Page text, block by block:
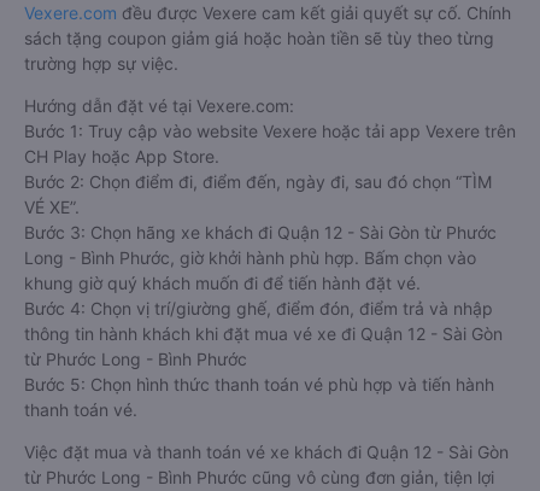
Vexere.com đều được Vexere cam kết giải quyết sự cố. Chính
sách tặng coupon giảm giá hoặc hoàn tiền sẽ tùy theo từng
trường hợp sự việc.
Hướng dẫn đặt vé tại Vexere.com:
Bước 1: Truy cập vào website Vexere hoặc tải app Vexere trên
CH Play hoặc App Store.
Bước 2: Chọn điểm đi, điểm đến, ngày đi, sau đó chọn “TÌM
VÉ XE”.
Bước 3: Chọn hãng xe khách đi Quận 12 - Sài Gòn từ Phước
Long - Bình Phước, giờ khởi hành phù hợp. Bấm chọn vào
khung giờ quý khách muốn đi để tiến hành đặt vé.
Bước 4: Chọn vị trí/giường ghế, điểm đón, điểm trả và nhập
thông tin hành khách khi đặt mua vé xe đi Quận 12 - Sài Gòn
từ Phước Long - Bình Phước
Bước 5: Chọn hình thức thanh toán vé phù hợp và tiến hành
thanh toán vé.
Việc đặt mua và thanh toán vé xe khách đi Quận 12 - Sài Gòn
từ Phước Long - Bình Phước cũng vô cùng đơn giản, tiện lợi